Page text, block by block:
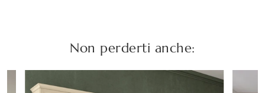
Non perderti anche: